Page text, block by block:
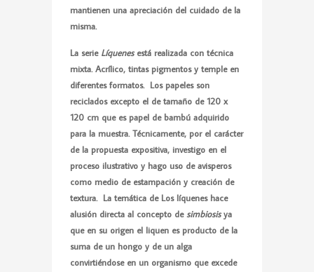
mantienen una apreciación del cuidado de la
misma.
La serie Líquenesestá realizada con técnica
mixta. Acrílico, tintas pigmentos y temple en
diferentes formatos. Los papeles son
reciclados excepto el de tamaño de 120 x
120 cm que es papel de bambú adquirido
para la muestra. Técnicamente, por el carácter
de la propuesta expositiva, investigo en el
proceso ilustrativo y hago uso de avisperos
como medio de estampación y creación de
textura. La temática de Los líquenes hace
alusión directa al concepto desimbiosisya
que en su origen el liquen es producto de la
suma de un hongo y de un alga
convirtiéndose en un organismo que excede